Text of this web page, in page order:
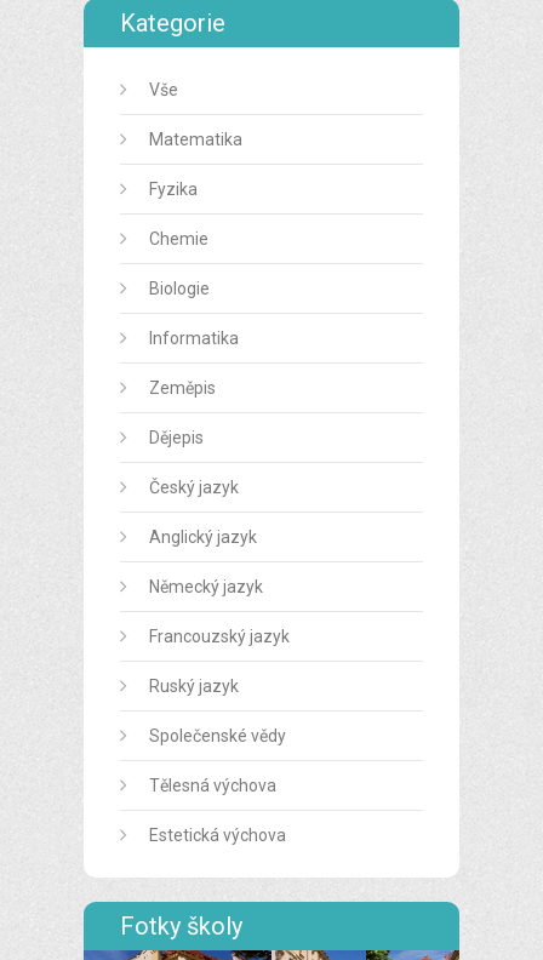
Kategorie
Vše
Matematika
Fyzika
Chemie
Biologie
Informatika
Zeměpis
Dějepis
Český jazyk
Anglický jazyk
Německý jazyk
Francouzský jazyk
Ruský jazyk
Společenské vědy
Tělesná výchova
Estetická výchova
Fotky školy